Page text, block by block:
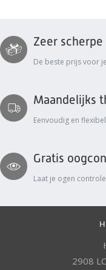
Zeer scherpe
De beste prijs voor
Maandelijks
Eenvoudig en
Gratis
Laat je ogen
2908